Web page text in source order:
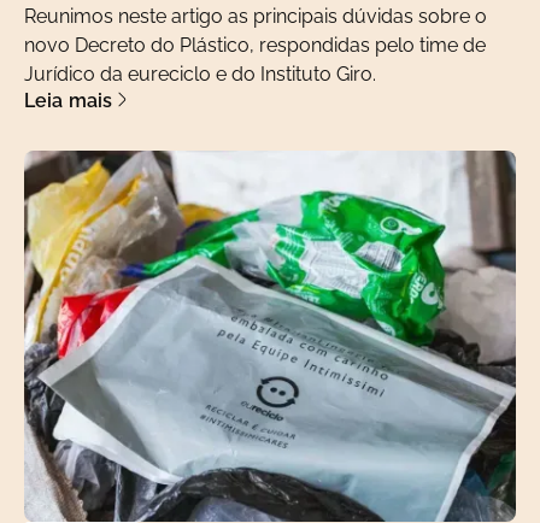
Reunimos neste artigo as principais dúvidas sobre o
novo Decreto do Plástico, respondidas pelo time de
Jurídico da eureciclo e do Instituto Giro.
Leia mais